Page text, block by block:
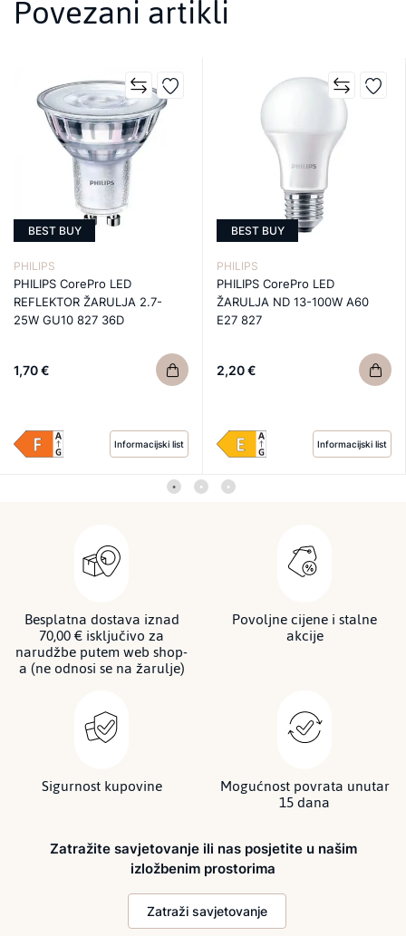
Povezani artikli
BEST BUY
PHILIPS
PHILIPS CorePro LED
REFLEKTOR ŽARULJA 2.7-
25W GU10 827 36D
1,70 €
Informacijski list
BEST BUY
PHILIPS
PHILIPS CorePro LED
ŽARULJA ND 13-100W A60
E27 827
2,20 €
Informacijski list
Besplatna dostava iznad
70,00 € isključivo za
narudžbe putem web shop-
a (ne odnosi se na žarulje)
Povoljne cijene i stalne
akcije
Sigurnost kupovine Mogućnost povrata unutar
15 dana
Zatražite savjetovanje ili nas posjetite u našim
izložbenim prostorima
Zatraži savjetovanje